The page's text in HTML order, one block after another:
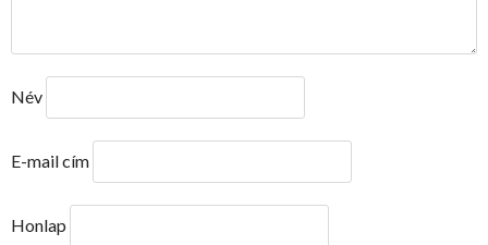
Név
E-mail cím
Honlap